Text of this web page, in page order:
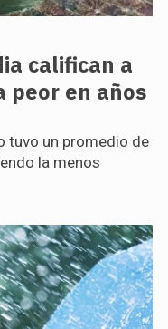
califican a
peor en años
tuvo un promedio de
la menos